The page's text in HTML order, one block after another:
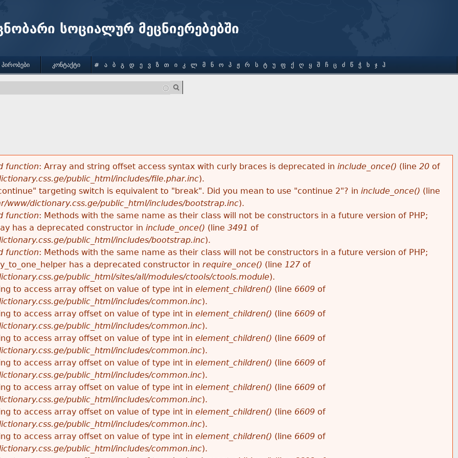
სოციალურ მეცნიერებებში
function: Array and string offset access syntax with curly braces is deprecated in include_once() (line 20of
public_html/includes/file.phar.inc).
targeting switch is equivalent to "break". Did you mean to use "continue 2"? in include_once() (line
www/dictionary.css.ge/public_html/includes/bootstrap.inc).
function: Methods with the same name as their class will not be constructors in a future version of PHP;
has a deprecated constructor in include_once() (line 3491 of
public_html/includes/bootstrap.inc).
function: Methods with the same name as their class will not be constructors in a future version of PHP;
has a deprecated constructor in require_once() (line 127of
public_html/sites/all/modules/ctools/ctools.module).
to access array offset on value of type int in element_children() (line 6609of
public_html/includes/common.inc).
to access array offset on value of type int in element_children() (line 6609of
public_html/includes/common.inc).
to access array offset on value of type int in element_children() (line 6609of
public_html/includes/common.inc).
to access array offset on value of type int in element_children() (line 6609of
public_html/includes/common.inc).
to access array offset on value of type int in element_children() (line 6609of
public_html/includes/common.inc).
to access array offset on value of type int in element_children() (line 6609of
public_html/includes/common.inc).
to access array offset on value of type int in element_children() (line 6609of
public_html/includes/common.inc).
ᲞᲘᲠᲝᲑᲔᲑᲘ ᲙᲝᲜᲢᲐᲥᲢᲘ # Ა Ბ Გ Დ Ე Ვ Ზ Თ Ი Კ Ლ Მ Ნ Ო Პ Ჟ Რ Ს Ტ Უ Ფ Ქ Ღ Ყ Შ Ჩ Ც Ძ Წ Ჭ Ხ Ჯ Ჰ